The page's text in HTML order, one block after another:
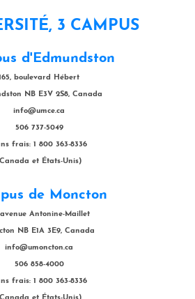
3 CAMPUS
d'Edmundston
boulevard Hébert
NB E3V 2S8, Canada
info@umce.ca
506 737-5049
frais: 1 800 363-8336
et États-Unis)
de Moncton
avenue Antonine-Maillet
NB E1A 3E9, Canada
info@umoncton.ca
506 858-4000
frais: 1 800 363-8336